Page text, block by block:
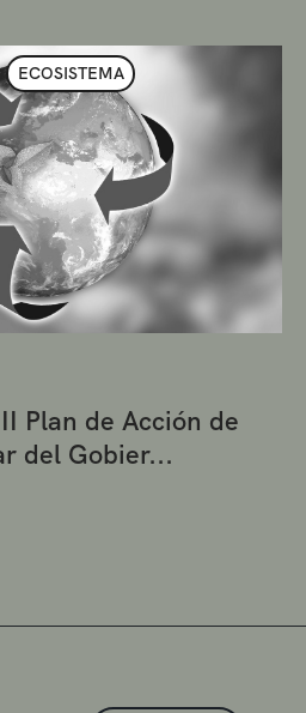
ECOSISTEMA
Plan de Acción de
del Gobier...